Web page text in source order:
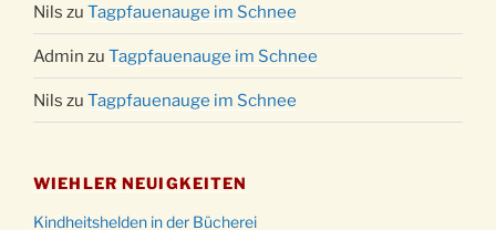
Nils zu Tagpfauenauge im Schnee
Admin zu Tagpfauenauge im Schnee
Nils zu Tagpfauenauge im Schnee
WIEHLER NEUIGKEITEN
Kindheitshelden in der Bücherei